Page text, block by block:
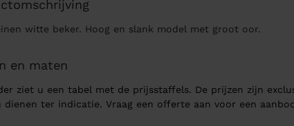
witte beker. Hoog en slank model met groot oor.
en maten
ziet u een tabel met de prijsstaffels. De prijzen zijn
dienen ter indicatie. Vraag een offerte aan voor een